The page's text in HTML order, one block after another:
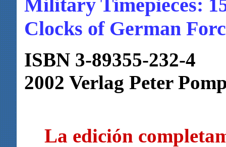
Military Timepieces:
Clocks of German
ISBN 3-89355-232-4
2002 Verlag Peter
La edición